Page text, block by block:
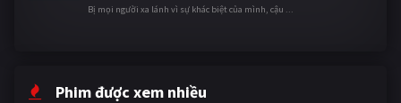
Bị mọi người xa lánh vì sự khác biệt của mình, cậu ...
Phim được xem nhiều